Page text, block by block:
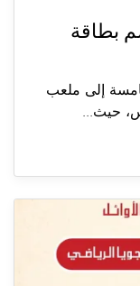
لحسم بطاقة
إلى ملعب
حيث...